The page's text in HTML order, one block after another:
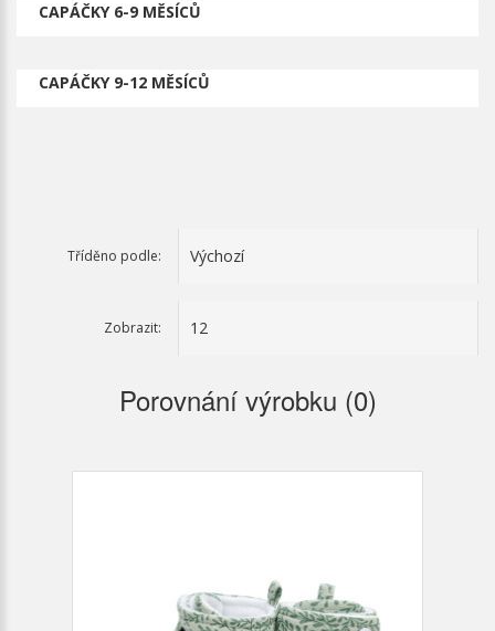
CAPÁČKY 6-9 MĚSÍCŮ
CAPÁČKY 9-12 MĚSÍCŮ
Tříděno podle:
Zobrazit:
Porovnání výrobku (0)